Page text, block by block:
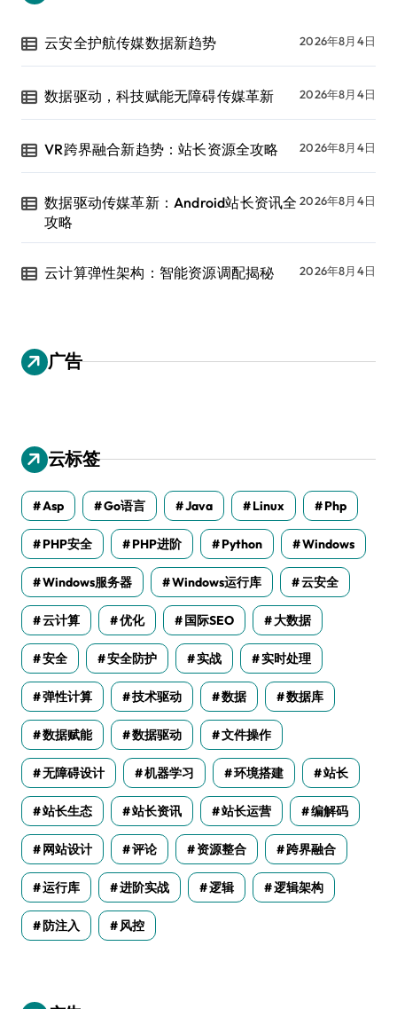
云安全护航传媒数据新趋势 2026年8月4日
数据驱动，科技赋能无障碍传媒革新 2026年8月4日
VR跨界融合新趋势：站长资源全攻略 2026年8月4日
数据驱动传媒革新：Android站长资讯全
攻略
2026年8月4日
云计算弹性架构：智能资源调配揭秘 2026年8月4日
广告
云标签
Asp Go语言 Java Linux Php
PHP安全 PHP进阶 Python Windows
Windows服务器 Windows运行库 云安全
云计算 优化 国际SEO 大数据
安全 安全防护 实战 实时处理
弹性计算 技术驱动 数据 数据库
数据赋能 数据驱动 文件操作
无障碍设计 机器学习 环境搭建 站长
站长生态 站长资讯 站长运营 编解码
网站设计 评论 资源整合 跨界融合
运行库 进阶实战 逻辑 逻辑架构
防注入 风控